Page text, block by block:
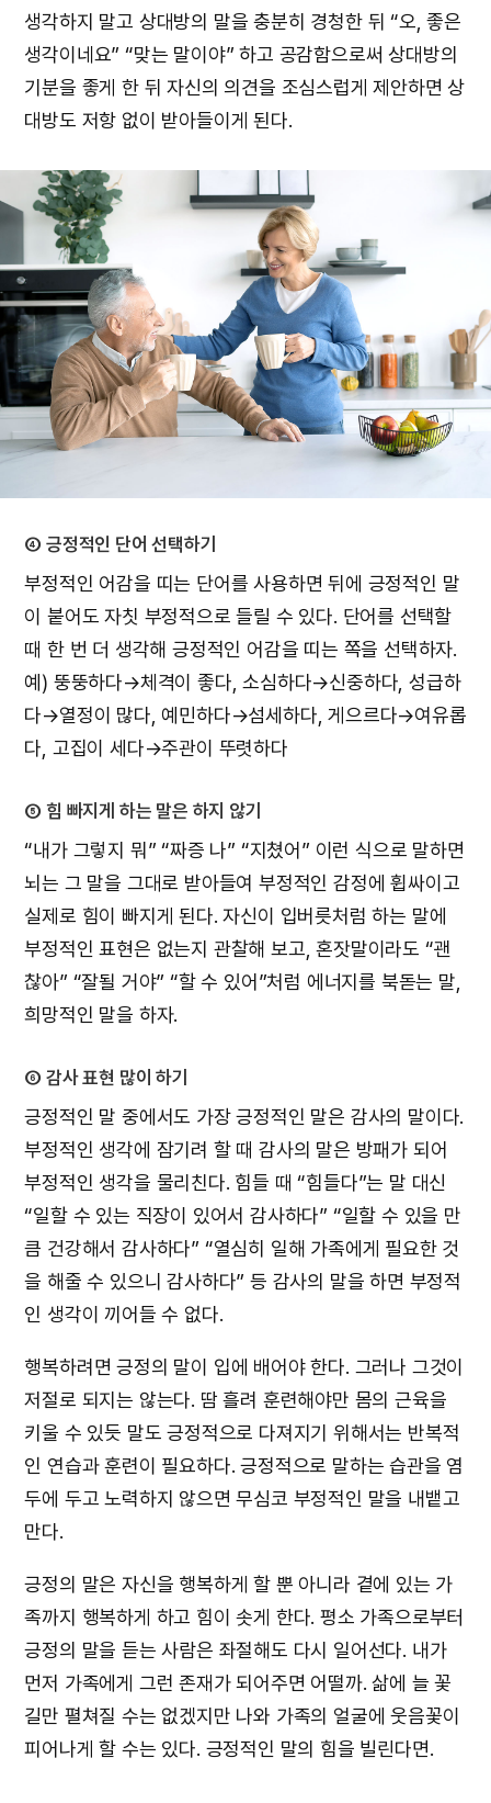
생각하지 말고 상대방의 말을 충분히 경청한 뒤 “오, 좋은
생각이네요” “맞는 말이야” 하고 공감함으로써 상대방의
기분을 좋게 한 뒤 자신의 의견을 조심스럽게 제안하면 상
대방도 저항 없이 받아들이게 된다.
④ 긍정적인 단어 선택하기
부정적인 어감을 띠는 단어를 사용하면 뒤에 긍정적인 말
이 붙어도 자칫 부정적으로 들릴 수 있다. 단어를 선택할
때 한 번 더 생각해 긍정적인 어감을 띠는 쪽을 선택하자.
예) 뚱뚱하다→체격이 좋다, 소심하다→신중하다, 성급하
다→열정이 많다, 예민하다→섬세하다, 게으르다→여유롭
다, 고집이 세다→주관이 뚜렷하다
⑤ 힘 빠지게 하는 말은 하지 않기
“내가 그렇지 뭐” “짜증 나” “지쳤어” 이런 식으로 말하면
뇌는 그 말을 그대로 받아들여 부정적인 감정에 휩싸이고
실제로 힘이 빠지게 된다. 자신이 입버릇처럼 하는 말에
부정적인 표현은 없는지 관찰해 보고, 혼잣말이라도 “괜
찮아” “잘될 거야” “할 수 있어”처럼 에너지를 북돋는 말,
희망적인 말을 하자.
⑥ 감사 표현 많이 하기
긍정적인 말 중에서도 가장 긍정적인 말은 감사의 말이다.
부정적인 생각에 잠기려 할 때 감사의 말은 방패가 되어
부정적인 생각을 물리친다. 힘들 때 “힘들다”는 말 대신
“일할 수 있는 직장이 있어서 감사하다” “일할 수 있을 만
큼 건강해서 감사하다” “열심히 일해 가족에게 필요한 것
을 해줄 수 있으니 감사하다” 등 감사의 말을 하면 부정적
인 생각이 끼어들 수 없다.
행복하려면 긍정의 말이 입에 배어야 한다. 그러나 그것이
저절로 되지는 않는다. 땀 흘려 훈련해야만 몸의 근육을
키울 수 있듯 말도 긍정적으로 다져지기 위해서는 반복적
인 연습과 훈련이 필요하다. 긍정적으로 말하는 습관을 염
두에 두고 노력하지 않으면 무심코 부정적인 말을 내뱉고
만다.
긍정의 말은 자신을 행복하게 할 뿐 아니라 곁에 있는 가
족까지 행복하게 하고 힘이 솟게 한다. 평소 가족으로부터
긍정의 말을 듣는 사람은 좌절해도 다시 일어선다. 내가
먼저 가족에게 그런 존재가 되어주면 어떨까. 삶에 늘 꽃
길만 펼쳐질 수는 없겠지만 나와 가족의 얼굴에 웃음꽃이
피어나게 할 수는 있다. 긍정적인 말의 힘을 빌린다면.